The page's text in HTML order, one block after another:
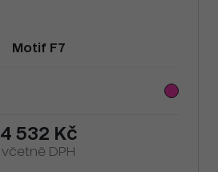
Motif F7
4 532 Kč
včetně DPH